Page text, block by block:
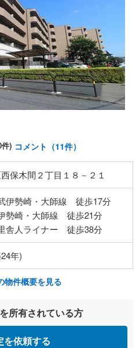
) コメント（11件）
保木間２丁目１８－２１
伊勢崎・大師線 徒歩17分
勢崎・大師線 徒歩21分
舎人ライナー 徒歩38分
年)
物件概要を見る
所有されている方
を依頼する